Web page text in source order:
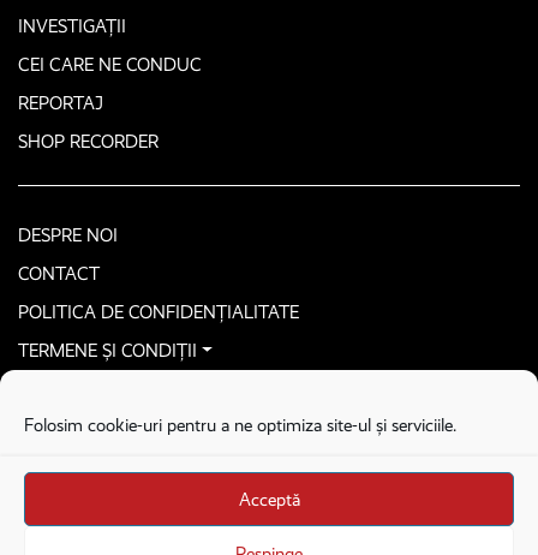
Folosim cookie-uri pentru a ne optimiza site-ul și serviciile.
Acceptă
INVESTIGAȚII
CEI CARE NE CONDUC
REPORTAJ
SHOP RECORDER
DESPRE NOI
CONTACT
POLITICA DE CONFIDENȚIALITATE
TERMENE ȘI CONDIȚII
Stega creative
Brandul Recorder e operat de Asociația Recorder Community, sub licența SC